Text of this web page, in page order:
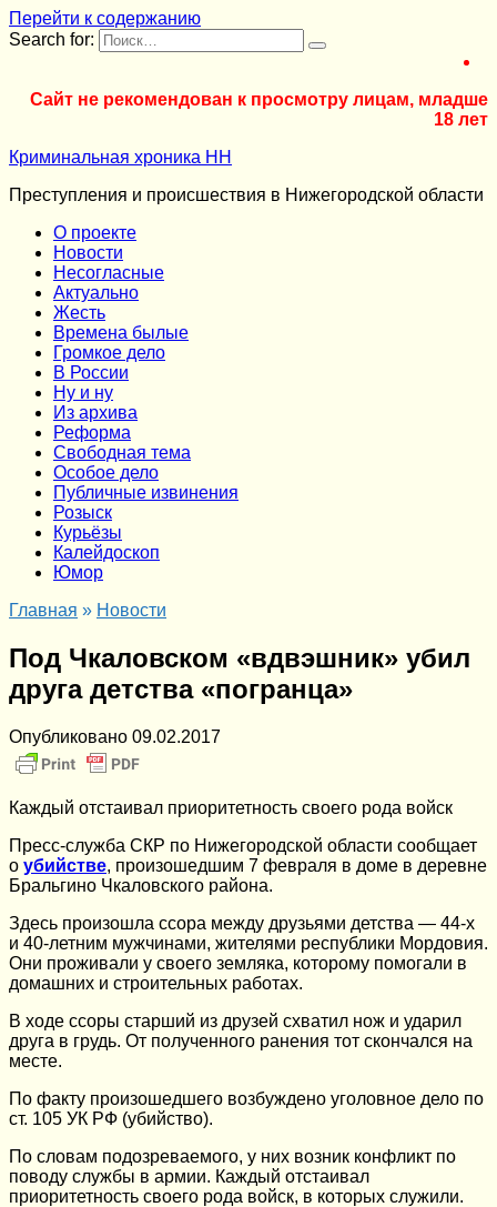
Перейти к содержанию
Search for:
Сайт не рекомендован к просмотру лицам, младше
18 лет
Криминальная хроника НН
Преступления и происшествия в Нижегородской области
О проекте
Новости
Несогласные
Актуально
Жесть
Времена былые
Громкое дело
В России
Ну и ну
Из архива
Реформа
Cвободная тема
Особое дело
Публичные извинения
Розыск
Курьёзы
Калейдоскоп
Юмор
Главная » Новости
Под Чкаловском «вдвэшник» убил
друга детства «погранца»
Опубликовано 09.02.2017
Каждый отстаивал приоритетность своего рода войск
Пресс-служба СКР по Нижегородской области сообщает
о убийстве, произошедшим 7 февраля в доме в деревне
Бральгино Чкаловского района.
Здесь произошла ссора между друзьями детства — 44-х
и 40-летним мужчинами, жителями республики Мордовия.
Они проживали у своего земляка, которому помогали в
домашних и строительных работах.
В ходе ссоры старший из друзей схватил нож и ударил
друга в грудь. От полученного ранения тот скончался на
месте.
По факту произошедшего возбуждено уголовное дело по
ст. 105 УК РФ (убийство).
По словам подозреваемого, у них возник конфликт по
поводу службы в армии. Каждый отстаивал
приоритетность своего рода войск, в которых служили.